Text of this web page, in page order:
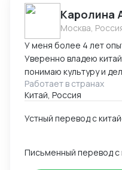
Каролина
Москва,
У меня более 4 лет
Уверенно владею
понимаю культуру и
опыт работы включает
ВЭД, маркетинг, даже
гарантировать
Работает в странах
Китай, Россия